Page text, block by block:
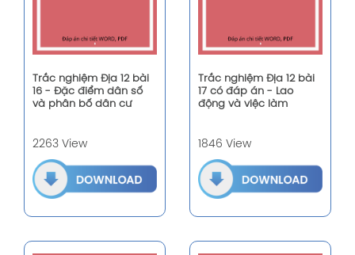
Trắc nghiệm Địa 12 bài
16 - Đặc điểm dân số
và phân bố dân cư
2263 View
Trắc nghiệm Địa 12 bài
17 có đáp án - Lao
động và việc làm
1846 View